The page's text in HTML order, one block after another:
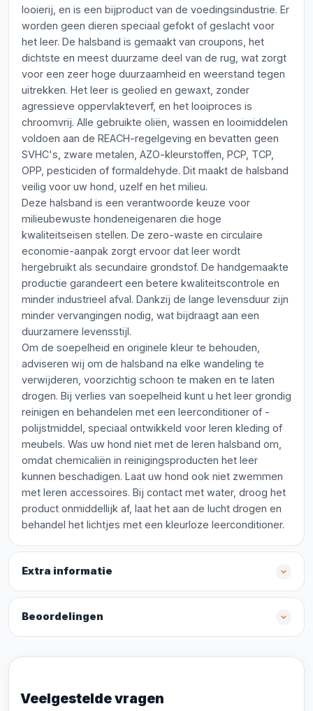
looierij, en is een bijproduct van de voedingsindustrie. Er
worden geen dieren speciaal gefokt of geslacht voor
het leer. De halsband is gemaakt van croupons, het
dichtste en meest duurzame deel van de rug, wat zorgt
voor een zeer hoge duurzaamheid en weerstand tegen
uitrekken. Het leer is geolied en gewaxt, zonder
agressieve oppervlakteverf, en het looiproces is
chroomvrij. Alle gebruikte oliën, wassen en looimiddelen
voldoen aan de REACH-regelgeving en bevatten geen
SVHC's, zware metalen, AZO-kleurstoffen, PCP, TCP,
OPP, pesticiden of formaldehyde. Dit maakt de halsband
veilig voor uw hond, uzelf en het milieu.
Deze halsband is een verantwoorde keuze voor
milieubewuste hondeneigenaren die hoge
kwaliteitseisen stellen. De zero-waste en circulaire
economie-aanpak zorgt ervoor dat leer wordt
hergebruikt als secundaire grondstof. De handgemaakte
productie garandeert een betere kwaliteitscontrole en
minder industrieel afval. Dankzij de lange levensduur zijn
minder vervangingen nodig, wat bijdraagt aan een
duurzamere levensstijl.
Om de soepelheid en originele kleur te behouden,
adviseren wij om de halsband na elke wandeling te
verwijderen, voorzichtig schoon te maken en te laten
drogen. Bij verlies van soepelheid kunt u het leer grondig
reinigen en behandelen met een leerconditioner of -
polijstmiddel, speciaal ontwikkeld voor leren kleding of
meubels. Was uw hond niet met de leren halsband om,
omdat chemicaliën in reinigingsproducten het leer
kunnen beschadigen. Laat uw hond ook niet zwemmen
met leren accessoires. Bij contact met water, droog het
product onmiddellijk af, laat het aan de lucht drogen en
behandel het lichtjes met een kleurloze leerconditioner.
Extra informatie
Beoordelingen
Veelgestelde vragen